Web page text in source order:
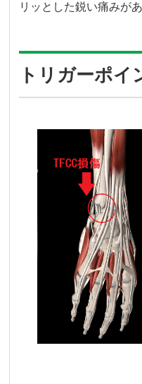
リッとした鋭い痛みがあ
トリガーポイ